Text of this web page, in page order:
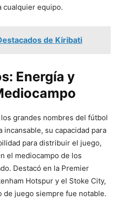
cualquier equipo.
de Kiribati
Energía y
grandes nombres del fútbol
su capacidad para
para distribuir el juego,
el mediocampo de los
Destacó en la Premier
Hotspur y el Stoke City,
de juego siempre fue notable.